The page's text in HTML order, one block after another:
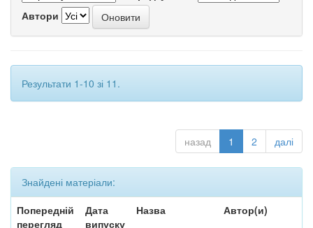
Автори
Результати 1-10 зі 11.
назад 1 2 далі
Знайдені матеріали:
Попередній
перегляд
Дата
випуску
Назва Автор(и)